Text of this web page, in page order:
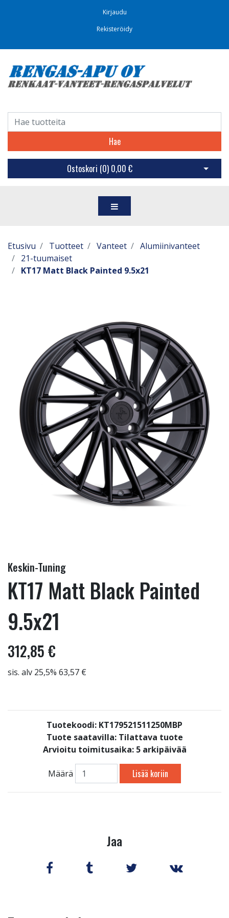
Kirjaudu
Rekisteröidy
Hae
Ostoskori (0) 0,00 € Avaa
Etusivu Tuotteet Vanteet
Alumiinivanteet
21-tuumaiset
KT17 Matt Black Painted 9.5x21
Keskin-Tuning
KT17 Matt Black Painted
9.5x21
312,85 €
sis. alv 25,5% 63,57 €
Tuotekoodi: KT179521511250MBP
Tuote saatavilla: Tilattava tuote
Arvioitu toimitusaika: 5 arkipäivää
Määrä Lisää koriin
Jaa